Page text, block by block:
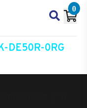
0
DE50R-0RG